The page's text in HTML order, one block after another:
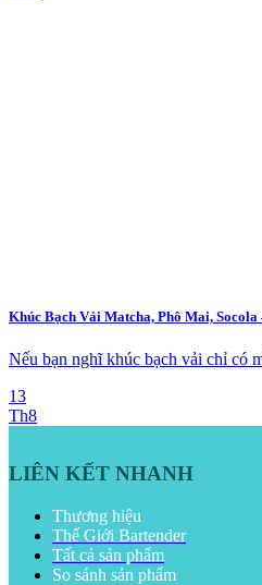
Khúc Bạch Vải Matcha, Phô Mai,
Nếu bạn nghĩ khúc bạch vải chỉ có
13
Th8
LIÊN KẾT NHANH
Thương hiệu
Thế Giới Bartender
Tất cả sản phẩm
So sánh sản phẩm